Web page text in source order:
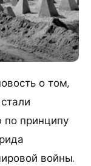
о том,
по принципу
войны.